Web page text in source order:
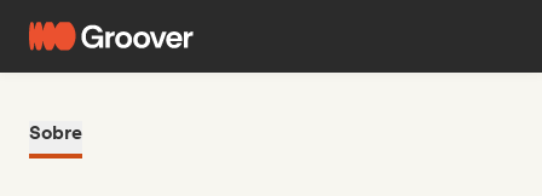
Sobre